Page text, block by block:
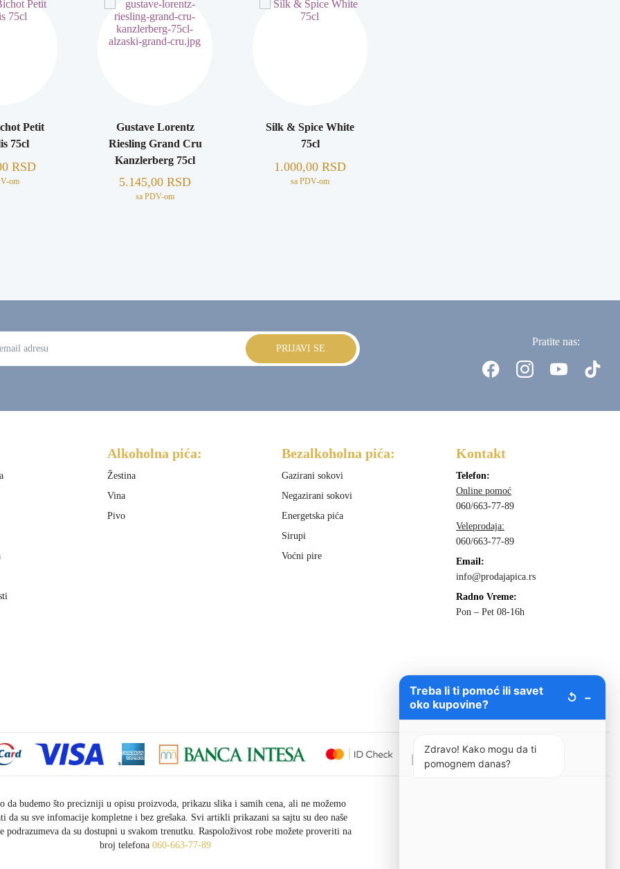
Petit
75cl
RSD
om
Gustave Lorentz
Riesling Grand Cru
Kanzlerberg 75cl
5.145,00 RSD
sa PDV-om
Silk & Spice White
75cl
1.000,00 RSD
sa PDV-om
PRIJAVI SE
Pratite nas:
Alkoholna pića:
Žestina
Vina
Pivo
Bezalkoholna pića:
Gazirani sokovi
Negazirani sokovi
Energetska pića
Sirupi
Voćni pire
Kontakt
Telefon:
Online pomoć
060/663-77-89
Veleprodaja:
060/663-77-89
Email:
info@prodajapica.rs
Radno Vreme:
Pon – Pet 08-16h
da budemo što precizniji u opisu proizvoda, prikazu slika i samih cena, ali ne možemo
da su sve infomacije kompletne i bez grešaka. Svi artikli prikazani sa sajtu su deo naše
podrazumeva da su dostupni u svakom trenutku. Raspoloživost robe možete proveriti na
broj telefona 060-663-77-89
Treba li ti pomoć ili savet
oko kupovine?
↺ −
Zdravo! Kako mogu da ti
pomognem danas?